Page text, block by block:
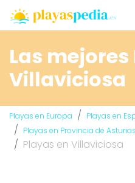
Las
Villaviciosa
Playas en Europa
Playas en
Playas en Provincia de Asturias
Playas en Villaviciosa